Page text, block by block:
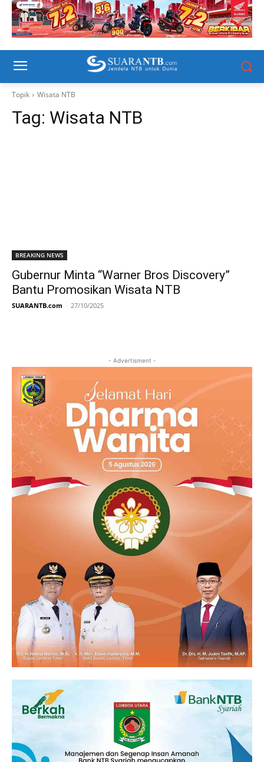
Topik Wisata NTB
Tag: Wisata NTB
BREAKING NEWS
Gubernur Minta “Warner Bros Discovery”
Bantu Promosikan Wisata NTB
SUARANTB.com - 27/10/2025
- Advertisment -